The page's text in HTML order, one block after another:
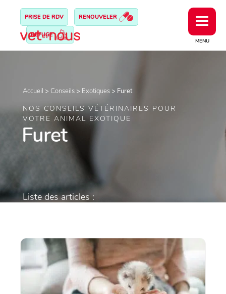
MENU
PRISE DE RDV RENOUVELER
REFUGE
Accueil > Conseils > Exotiques > Furet
NOS CONSEILS VÉTÉRINAIRES POUR
VOTRE ANIMAL EXOTIQUE
Furet
Liste des articles :